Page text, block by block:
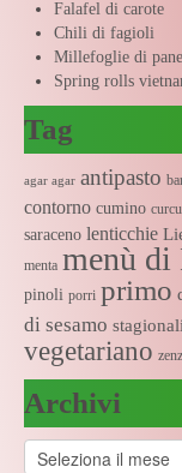
Falafel di carote
Chili di fagioli
Millefoglie di
Spring rolls
Tag
agar agar antipasto
contorno cumino
saraceno lenticchie
menta menù di
pinoli porri primo
di sesamo
vegetariano
Archivi
Archivi